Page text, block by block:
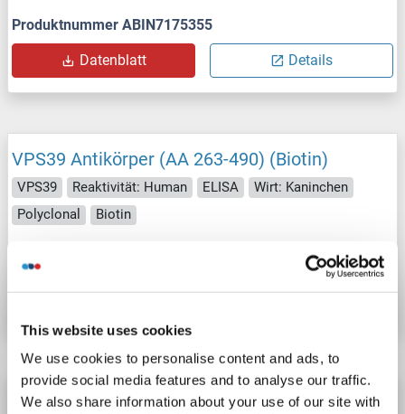
This website uses cookies
We use cookies to personalise content and ads, to
provide social media features and to analyse our traffic.
We also share information about your use of our site with
Produktnummer ABIN7175355
Datenblatt Details
VPS39 Antikörper (AA 263-490) (Biotin)
VPS39 Reaktivität: Human ELISA
Wirt: Kaninchen
Polyclonal
Biotin
Produktnummer ABIN7175354
VPS39 Antikörper